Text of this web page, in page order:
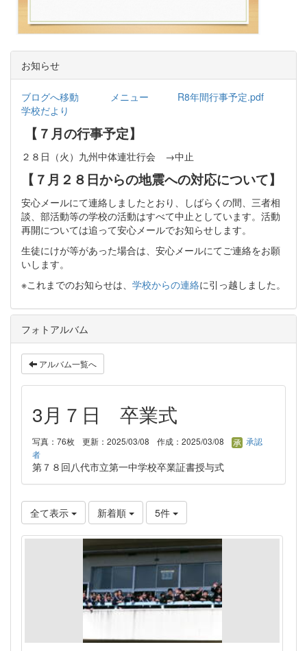
お知らせ
ブログへ移動 メニュー
R8年間行事予定.pdf
学校だより
【７月の行事予定】
２８日（火）九州中体連壮行会 →中止
【７月２８日からの地震への対応について】
安心メールにて連絡しましたとおり、しばらくの間、三者相
談、部活動等の学校の活動はすべて中止としています。活動
再開については追って安心メールでお知らせします。
生徒にけが等があった場合は、安心メールにてご連絡をお願
いします。
※これまでのお知らせは、 学校からの連絡に引っ越しました。
フォトアルバム
アルバム一覧へ
3月７日 卒業式
写真：76枚 更新：2025/03/08 作成：2025/03/08
承認
者
第７８回八代市立第一中学校卒業証書授与式
全て表示 新着順 5件